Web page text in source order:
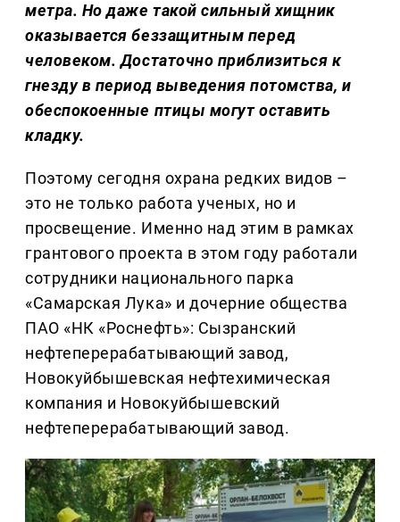
метра. Но даже такой сильный хищник
оказывается беззащитным перед
человеком. Достаточно приблизиться к
гнезду в период выведения потомства, и
обеспокоенные птицы могут оставить
кладку.
Поэтому сегодня охрана редких видов –
это не только работа ученых, но и
просвещение. Именно над этим в рамках
грантового проекта в этом году работали
сотрудники национального парка
«Самарская Лука» и дочерние общества
ПАО «НК «Роснефть»: Сызранский
нефтеперерабатывающий завод,
Новокуйбышевская нефтехимическая
компания и Новокуйбышевский
нефтеперерабатывающий завод.